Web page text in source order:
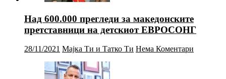
Над 600.000 прегледи за македонските
претставници на детскиот ЕВРОСОНГ
28/11/2021 Мајка Ти и Татко Ти Нема Коментари